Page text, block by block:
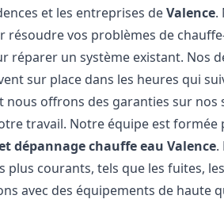
et les entreprises deValence.
résoudre vos problèmes de
réparer un système existant. Nos
sur place dans les heures qui
nous offrons des garanties sur nos
travail. Notre équipe est
dépannage chauffe eau Valence.
plus courants, tels que les fuites,
avec des équipements de haute